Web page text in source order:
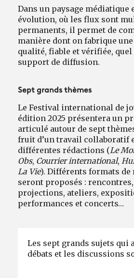
Dans un paysage médiatique
évolution, où les flux sont
permanents, il permet de
manière dont on fabrique
qualité, fiable et vérifiée, quel
support de diffusion.
Sept grands thèmes
Le Festival international de
édition 2025 présentera un
articulé autour de sept
fruit d’un travail collaboratif
différentes rédactions (Le
Obs, Courrier international,
La Vie). Différents formats de
seront proposés : rencontres,
projections, ateliers,
performances et concerts…
Les sept grands sujets qui
débats et les discussions